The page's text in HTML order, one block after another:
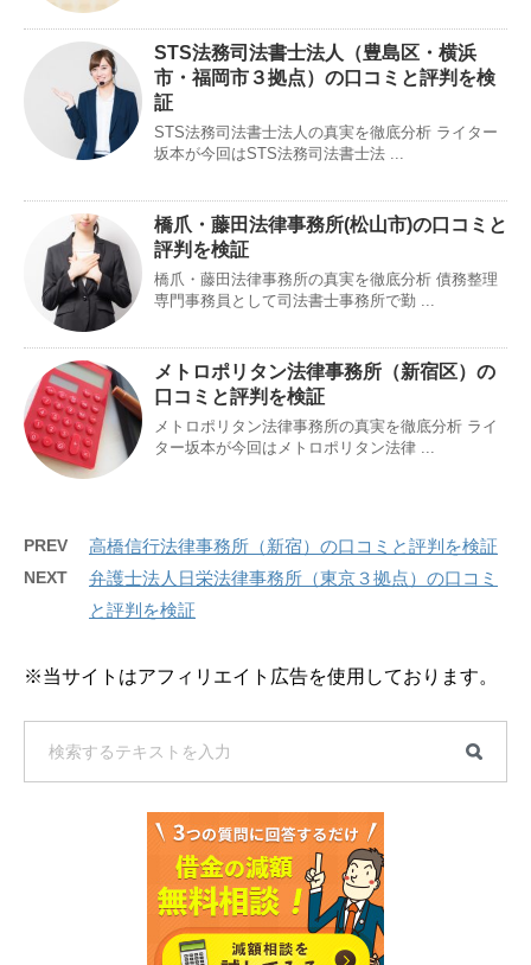
STS法務司法書士法人（豊島区・横浜
市・福岡市３拠点）の口コミと評判を検
証
STS法務司法書士法人の真実を徹底分析 ライター
坂本が今回はSTS法務司法書士法 ...
橋爪・藤田法律事務所(松山市)の口コミと
評判を検証
橋爪・藤田法律事務所の真実を徹底分析 債務整理
専門事務員として司法書士事務所で勤 ...
メトロポリタン法律事務所（新宿区）の
口コミと評判を検証
メトロポリタン法律事務所の真実を徹底分析 ライ
ター坂本が今回はメトロポリタン法律 ...
PREV 高橋信行法律事務所（新宿）の口コミと評判を検証
NEXT
弁護士法人日栄法律事務所（東京３拠点）の口コミ
と評判を検証
※当サイトはアフィリエイト広告を使用しております。